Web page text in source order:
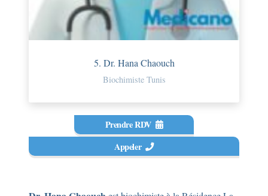
5. Dr. Hana Chaouch
Biochimiste Tunis
Prendre RDV
Appeler